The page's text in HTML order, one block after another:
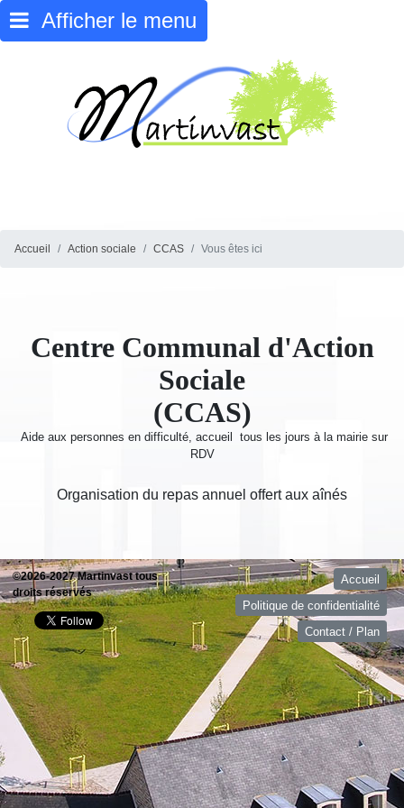
Afficher le menu
Accueil Action sociale CCAS Vous êtes ici
Centre Communal d'Action
Sociale
(CCAS)
Aide aux personnes en difficulté, accueil tous les jours à la mairie sur
RDV
Organisation du repas annuel offert aux aînés
©2026-2027 Martinvast tous
droits réservés
Accueil
Politique de confidentialité
Contact / Plan